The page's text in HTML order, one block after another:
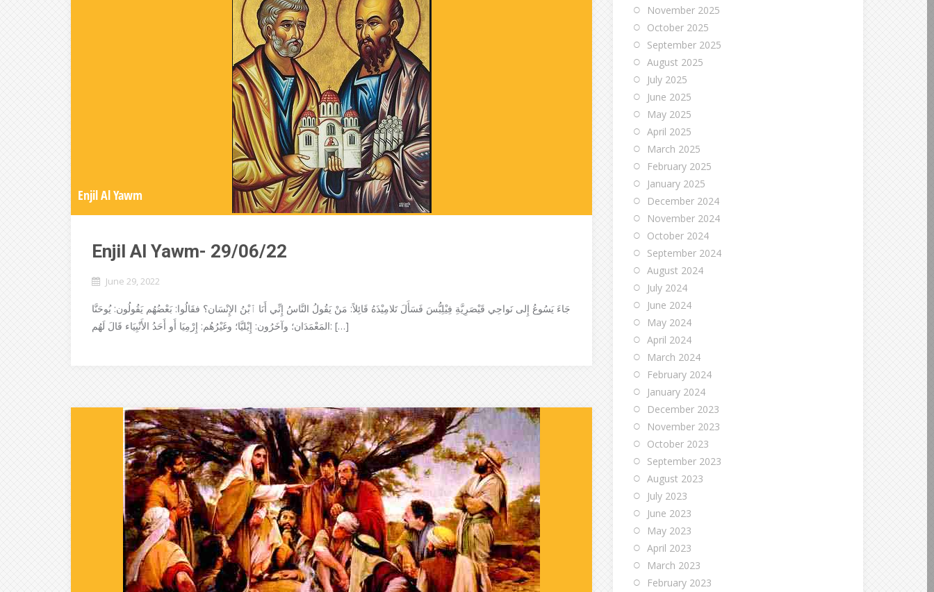
Enjil Al Yawm
Enjil Al Yawm- 29/06/22
June 29, 2022
جَاءَ يَسُوعُ إِلى نَواحِي قَيْصَرِيَّةِ فِيْلِبُّسَ فَسَأَلَ تَلامِيْذَهُ قَائِلاً: مَنْ يَقُولُ النَّاسُ إِنِّي أَنَا ٱبْنُ الإِنْسَان؟ فقَالُوا: بَعْضُهُم يَقُولُون: يُوحَنَّا
المَعْمَدَان؛ وآخَرُون: إِيْليَّا؛ وغَيْرُهُم: إِرْمِيَا أَو أَحَدُ الأَنْبِيَاء قَالَ لَهُم: […]
November 2025
October 2025
September 2025
August 2025
July 2025
June 2025
May 2025
April 2025
March 2025
February 2025
January 2025
December 2024
November 2024
October 2024
September 2024
August 2024
July 2024
June 2024
May 2024
April 2024
March 2024
February 2024
January 2024
December 2023
November 2023
October 2023
September 2023
August 2023
July 2023
June 2023
May 2023
April 2023
March 2023
February 2023